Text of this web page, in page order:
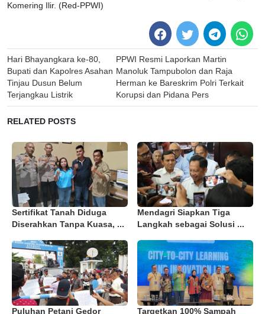
Komering Ilir. (Red-PPWI)
Post
navigation
Hari Bhayangkara ke-80,
Bupati dan Kapolres Asahan
Tinjau Dusun Belum
Terjangkau Listrik
PPWI Resmi Laporkan Martin
Manoluk Tampubolon dan Raja
Herman ke Bareskrim Polri Terkait
Korupsi dan Pidana Pers
RELATED POSTS
Sertifikat Tanah Diduga
Diserahkan Tanpa Kuasa, ...
Mendagri Siapkan Tiga
Langkah sebagai Solusi ...
Puluhan Petani Gedor Targetkan 100% Sampah